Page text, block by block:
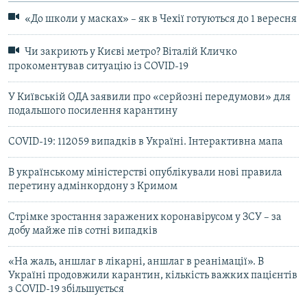
«До школи у масках» – як в Чехії готуються до 1 вересня
Чи закриють у Києві метро? Віталій Кличко
прокоментував ситуацію із COVID-19
У Київській ОДА заявили про «серйозні передумови» для
подальшого посилення карантину
COVID-19: 112059 випадків в Україні. Інтерактивна мапа
В українському міністерстві опублікували нові правила
перетину адмінкордону з Кримом
Стрімке зростання заражених коронавірусом у ЗСУ – за
добу майже пів сотні випадків
«На жаль, аншлаг в лікарні, аншлаг в реанімації». В
Україні продовжили карантин, кількість важких пацієнтів
з COVID-19 збільшується